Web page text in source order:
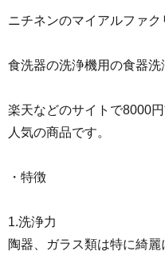
ニチネンのマイアルファク
食洗器の洗浄機用の食器洗
楽天などのサイトで8000
人気の商品です。
・特徴
1.洗浄力
陶器、ガラス類は特に綺麗